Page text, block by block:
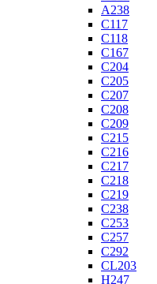
A238
C117
C118
C167
C204
C205
C207
C208
C209
C215
C216
C217
C218
C219
C238
C253
C257
C292
CL203
H247